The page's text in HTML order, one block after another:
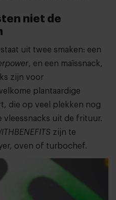
niet de
uit twee smaken: een
, en een maïssnack,
zijn voor
plantaardige
die op veel plekken nog
vleessnacks uit de frituur.
zijn te
oven of turbochef.